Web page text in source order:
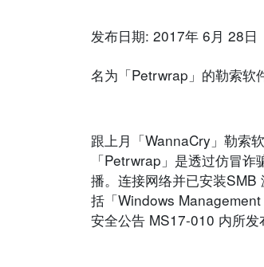
发布日期: 2017年 6月 28日
名为「Petrwrap」的勒索软
跟上月「WannaCry」勒索
「Petrwrap」是透过仿冒
播。连接网络并已安装
括「Windows
安全公告 MS17-010 内所发